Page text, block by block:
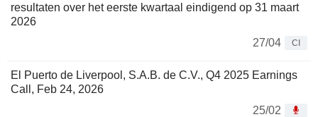
resultaten over het eerste kwartaal eindigend op 31 maart
2026
27/04
CI
El Puerto de Liverpool, S.A.B. de C.V., Q4 2025 Earnings
Call, Feb 24, 2026
25/02